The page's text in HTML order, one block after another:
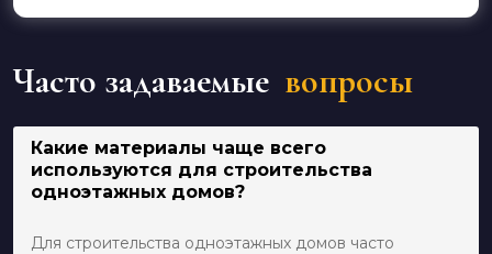
Часто задаваемые вопросы
Какие материалы чаще всего
используются для строительства
одноэтажных домов?
Для строительства одноэтажных домов часто